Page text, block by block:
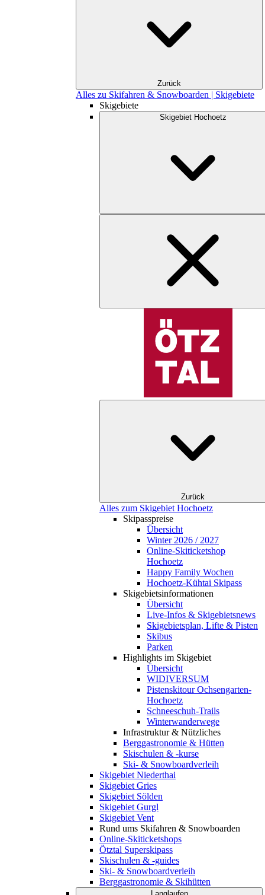
Zurück
Alles zu Skifahren & Snowboarden | Skigebiete
Skigebiete
Skigebiet Hochoetz
Zurück
Alles zum Skigebiet Hochoetz
Skipasspreise
Übersicht
Winter 2026 / 2027
Online-Skiticketshop
Hochoetz
Happy Family Wochen
Hochoetz-Kühtai Skipass
Skigebietsinformationen
Übersicht
Live-Infos & Skigebietsnews
Skigebietsplan, Lifte & Pisten
Skibus
Parken
Highlights im Skigebiet
Übersicht
WIDIVERSUM
Pistenskitour Ochsengarten-
Hochoetz
Schneeschuh-Trails
Winterwanderwege
Infrastruktur & Nützliches
Berggastronomie & Hütten
Skischulen & -kurse
Ski- & Snowboardverleih
Skigebiet Niederthai
Skigebiet Gries
Skigebiet Sölden
Skigebiet Gurgl
Skigebiet Vent
Rund ums Skifahren & Snowboarden
Online-Skiticketshops
Ötztal Superskipass
Skischulen & -guides
Ski- & Snowboardverleih
Berggastronomie & Skihütten